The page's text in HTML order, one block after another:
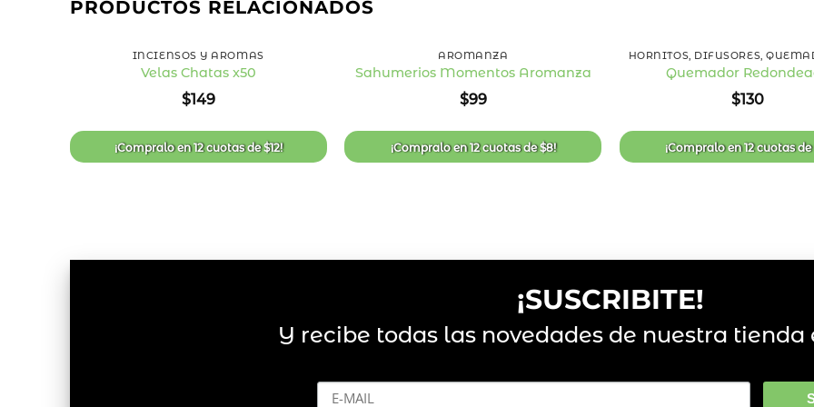
PRODUCTOS RELACIONADOS
de
deseos
INCIENSOS Y AROMAS
Velas Chatas x50
$149
¡Compralo en12 cuotasde$12!
de
deseos
AROMANZA
Sahumerios Momentos Aromanza
$99
¡Compralo en12 cuotasde$8!
Quemador
$130
¡Compralo en12 cuotasde
¡SUSCRIBITE!
Y recibe todas las novedades de nuestra tienda